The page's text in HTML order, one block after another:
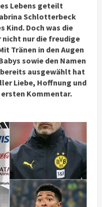
Lebens geteilt
Schlotterbeck
Kind. Doch was die
nicht nur die freudige
Tränen in den Augen
sowie den Namen
ausgewählt hat
Liebe, Hoffnung und
Kommentar.